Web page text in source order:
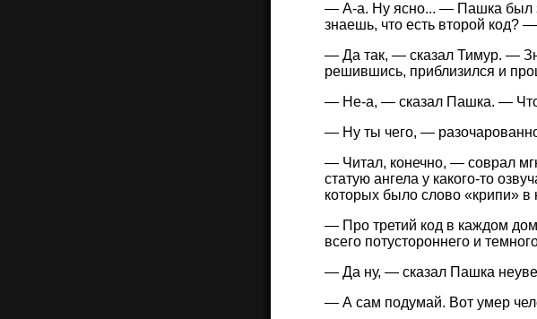
— А-а. Ну ясно... — Пашка был
знаешь, что есть второй код?
— Да так, — сказал Тимур. —
решившись, приблизился и
— Не-а, — сказал Пашка. — Что
— Ну ты чего, —
— Читал, конечно, — соврал
статую ангела у какого-то
которых было слово «крипи»
— Про третий код в каждом
всего потустороннего и
— Да ну, — сказал Пашка
— А сам подумай. Вот умер